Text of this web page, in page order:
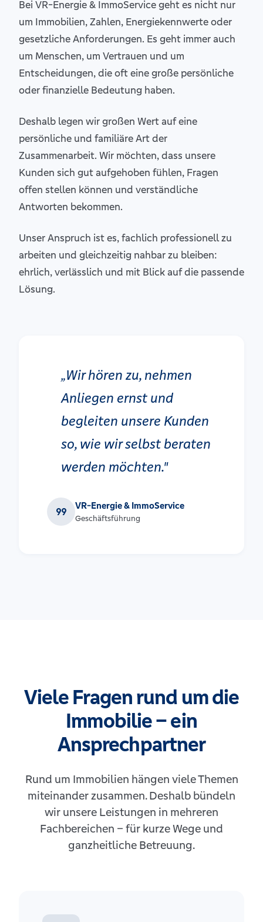
Bei VR-Energie & ImmoService geht es nicht nur
um Immobilien, Zahlen, Energiekennwerte oder
gesetzliche Anforderungen. Es geht immer auch
um Menschen, um Vertrauen und um
Entscheidungen, die oft eine große persönliche
oder finanzielle Bedeutung haben.
Deshalb legen wir großen Wert auf eine
persönliche und familiäre Art der
Zusammenarbeit. Wir möchten, dass unsere
Kunden sich gut aufgehoben fühlen, Fragen
offen stellen können und verständliche
Antworten bekommen.
Unser Anspruch ist es, fachlich professionell zu
arbeiten und gleichzeitig nahbar zu bleiben:
ehrlich, verlässlich und mit Blick auf die passende
Lösung.
„Wir hören zu, nehmen
Anliegen ernst und
begleiten unsere Kunden
so, wie wir selbst beraten
werden möchten."
format_quote VR-Energie & ImmoService
Geschäftsführung
Viele Fragen rund um die
Immobilie – ein
Ansprechpartner
Rund um Immobilien hängen viele Themen
miteinander zusammen. Deshalb bündeln
wir unsere Leistungen in mehreren
Fachbereichen – für kurze Wege und
ganzheitliche Betreuung.